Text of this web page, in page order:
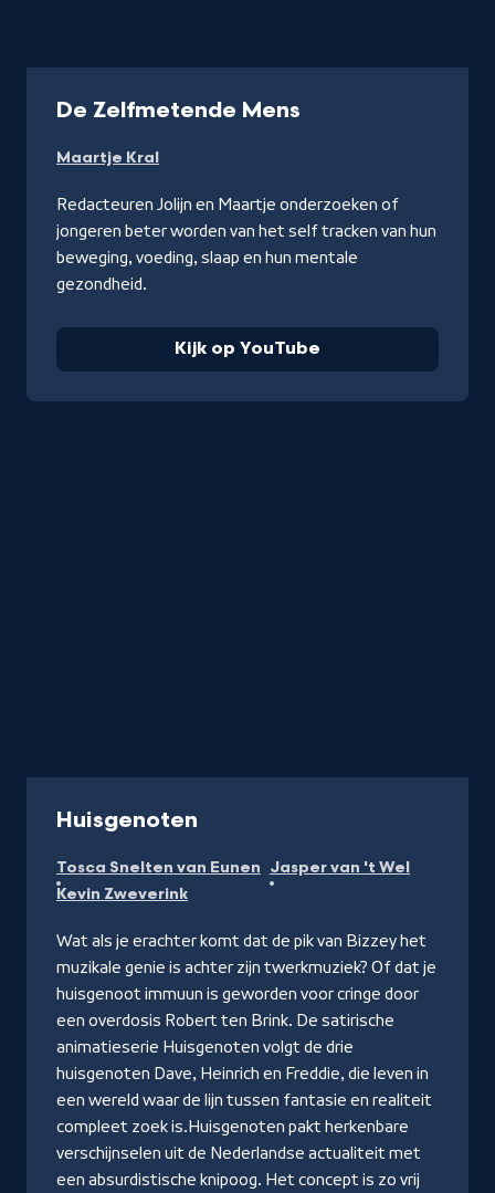
De Zelfmetende Mens
YouTube
Maartje Kral
Redacteuren Jolijn en Maartje onderzoeken of
jongeren beter worden van het self tracken van hun
beweging, voeding, slaap en hun mentale
gezondheid.
Kijk op YouTube
Huisgenoten
op
Tosca Snelten van Eunen Jasper van 't Wel
Kevin Zweverink
Wat als je erachter komt dat de pik van Bizzey het
muzikale genie is achter zijn twerkmuziek? Of dat je
huisgenoot immuun is geworden voor cringe door
een overdosis Robert ten Brink. De satirische
animatieserie Huisgenoten volgt de drie
huisgenoten Dave, Heinrich en Freddie, die leven in
een wereld waar de lijn tussen fantasie en realiteit
compleet zoek is.Huisgenoten pakt herkenbare
verschijnselen uit de Nederlandse actualiteit met
een absurdistische knipoog. Het concept is zo vrij